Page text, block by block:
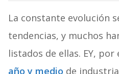
La constante evolución
tendencias, y muchos
listados de ellas. EY, por
año y medio de